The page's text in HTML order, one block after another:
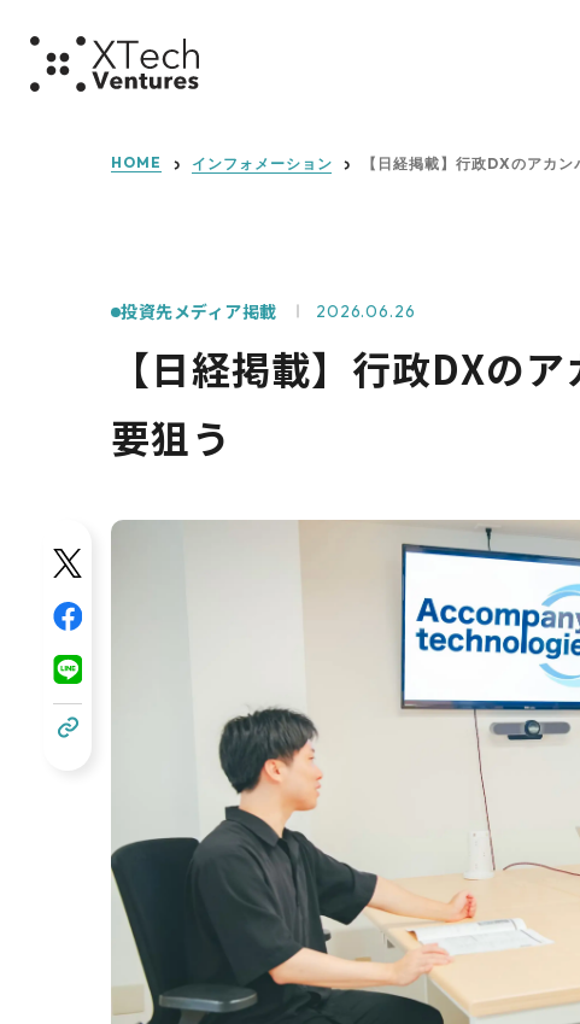
HOME インフォメーション 【日経掲載】行政DXのアカ
投資先メディア掲載 2026.06.26
【日経掲載】行政DXの
要狙う